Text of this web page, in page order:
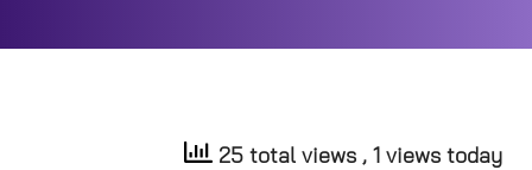
25 total views , 1 views today